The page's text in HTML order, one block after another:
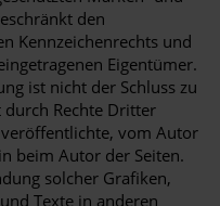
den
Kennzeichenrechts und
Eigentümer.
ist nicht der Schluss zu
Rechte Dritter
vom Autor
beim Autor der Seiten.
solcher Grafiken,
Texte in anderen